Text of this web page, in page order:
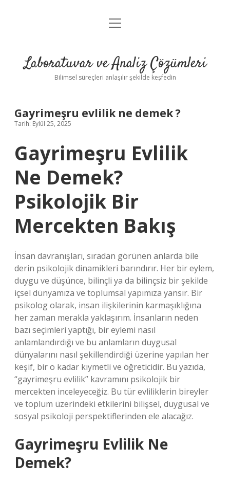
Anasayfa
Yasal Uyarı
menüyü
Laboratuvar ve Analiz Çözümleri
Bilimsel süreçleri anlaşılır şekilde keşfedin
Gayrimeşru evlilik ne demek ?
Tarih: Eylül 25, 2025
Gayrimeşru Evlilik
Ne Demek?
Psikolojik Bir
Mercekten Bakış
İnsan davranışları, sıradan görünen anlarda bile
derin psikolojik dinamikleri barındırır. Her bir eylem,
duygu ve düşünce, bilinçli ya da bilinçsiz bir şekilde
içsel dünyamıza ve toplumsal yapımıza yansır. Bir
psikolog olarak, insan ilişkilerinin karmaşıklığına
her zaman merakla yaklaşırım. İnsanların neden
bazı seçimleri yaptığı, bir eylemi nasıl
anlamlandırdığı ve bu anlamların duygusal
dünyalarını nasıl şekillendirdiği üzerine yapılan her
keşif, bir o kadar kıymetli ve öğreticidir. Bu yazıda,
“gayrimeşru evlilik” kavramını psikolojik bir
mercekten inceleyeceğiz. Bu tür evliliklerin bireyler
ve toplum üzerindeki etkilerini bilişsel, duygusal ve
sosyal psikoloji perspektiflerinden ele alacağız.
Gayrimeşru Evlilik Ne
Demek?